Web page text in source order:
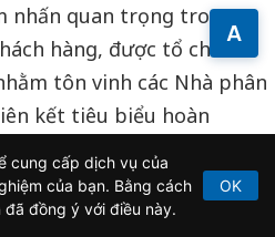
A
nhấn quan trọng trong
hàng, được tổ chức
tôn vinh các Nhà phân
kết tiêu biểu hoàn
doanh thu, phát triển thị
các Nhà phân phối đã
trong suốt quá trình xây
cung cấp dịch vụ của
của bạn. Bằng cách
đồng ý với điều này.
OK